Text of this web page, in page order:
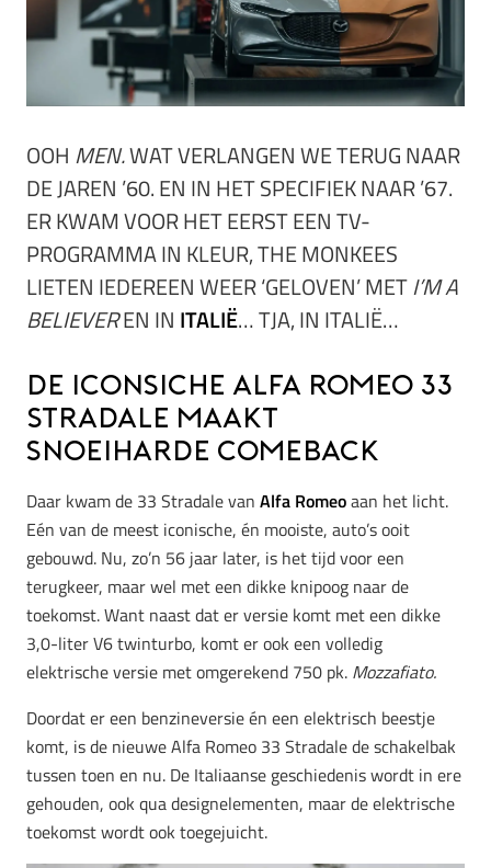
OOH MEN.WAT VERLANGEN WE TERUG NAAR
DE JAREN ’60. EN IN HET SPECIFIEK NAAR ’67.
ER KWAM VOOR HET EERST EEN TV-
PROGRAMMA IN KLEUR, THE MONKEES
LIETEN IEDEREEN WEER ‘GELOVEN’ METI’M A
BELIEVEREN IN ITALIË… TJA, IN ITALIË…
De iconsiche Alfa Romeo 33
Stradale maakt
snoeiharde comeback
Daar kwam de 33 Stradale van Alfa Romeoaan het licht.
Eén van de meest iconische, én mooiste, auto’s ooit
gebouwd. Nu, zo’n 56 jaar later, is het tijd voor een
terugkeer, maar wel met een dikke knipoog naar de
toekomst. Want naast dat er versie komt met een dikke
3,0-liter V6 twinturbo, komt er ook een volledig
elektrische versie met omgerekend 750 pk. Mozzafiato.
Doordat er een benzineversie én een elektrisch beestje
komt, is de nieuwe Alfa Romeo 33 Stradale de schakelbak
tussen toen en nu. De Italiaanse geschiedenis wordt in ere
gehouden, ook qua designelementen, maar de elektrische
toekomst wordt ook toegejuicht.